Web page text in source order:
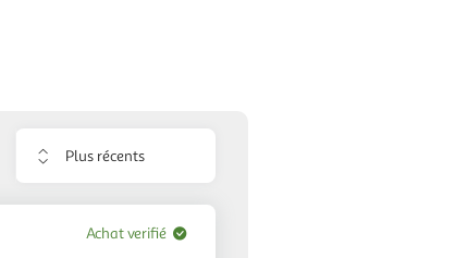
Trier
avis
Achat verifié